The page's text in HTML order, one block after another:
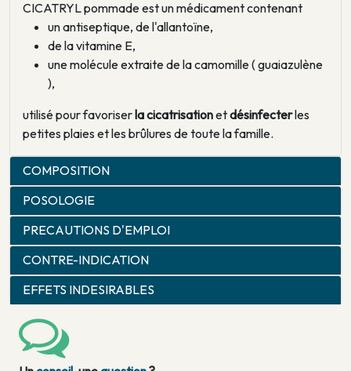
CICATRYL pommade est un médicament contenant
un antiseptique, de l'allantoïne,
de la vitamine E,
une molécule extraite de la camomille ( guaiazulène
),
utilisé pour favoriserla cicatrisationetdésinfecterles
petites plaies et les brûlures de toute la famille.
COMPOSITION
POSOLOGIE
PRECAUTIONS D'EMPLOI
CONTRE-INDICATION
EFFETS INDESIRABLES